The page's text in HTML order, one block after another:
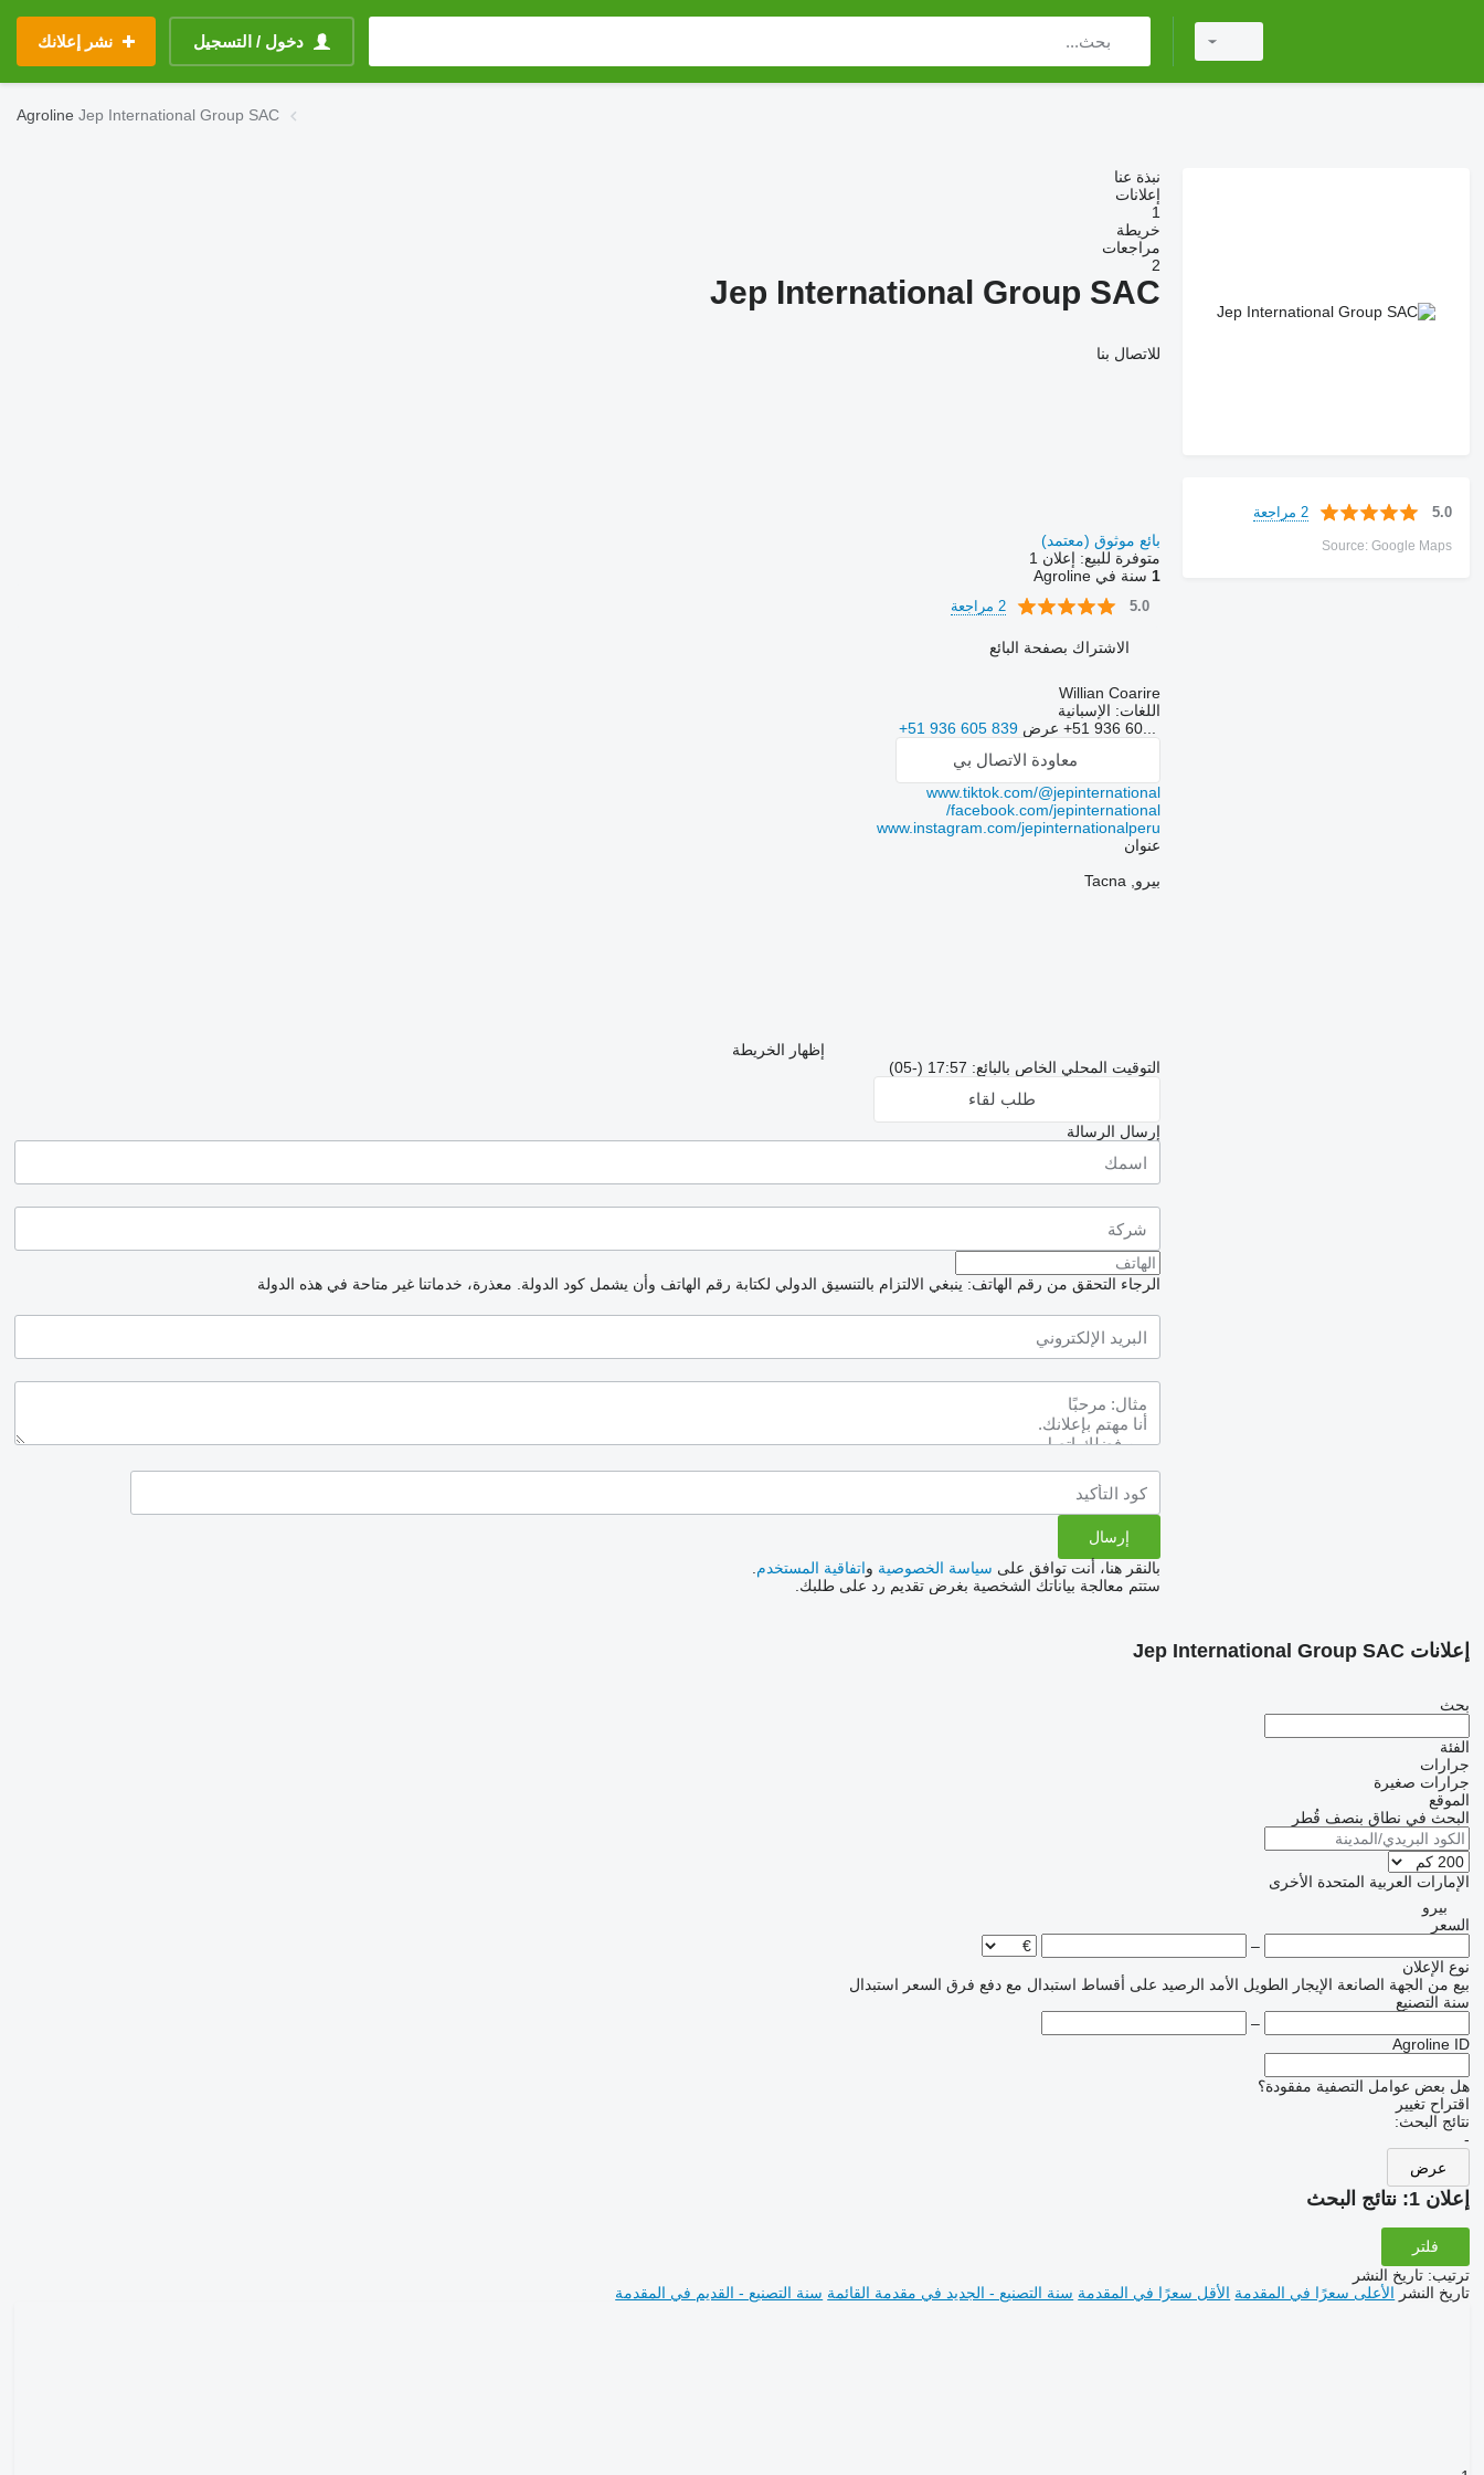
دخول / التسجيل نشر إعلانك
Agroline Jep International Group SAC
5.0 2 مراجعة
Source: Google Maps
نبذة عنا
إعلانات
1
خريطة
مراجعات
2
Jep International Group SAC
للاتصال بنا
بائع موثوق (معتمد)
متوفرة للبيع: إعلان 1
1 سنة في Agroline
5.0 2 مراجعة
الاشتراك بصفحة البائع
Willian Coarire
اللغات: الإسبانية
+51 936 60... عرض +51 936 605 839
معاودة الاتصال بي
www.tiktok.com/@jepinternational
facebook.com/jepinternational/
www.instagram.com/jepinternationalperu
عنوان
بيرو, Tacna
إظهار الخريطة
التوقيت المحلي الخاص بالبائع: 17:57 (-05)
طلب لقاء
إرسال الرسالة
الرجاء التحقق من رقم الهاتف: ينبغي الالتزام بالتنسيق الدولي لكتابة رقم الهاتف وأن يشمل كود الدولة. معذرة، خدماتنا غير متاحة في هذه الدولة
بالنقر هنا، أنت توافق على سياسة الخصوصية واتفاقية المستخدم
ستتم معالجة بياناتك الشخصية بغرض تقديم رد على طلبك.
إعلانات Jep International Group SAC
بحث
الفئة
جرارات
جرارات صغيرة
الموقع
البحث في نطاق بنصف قُطر
الإمارات العربية المتحدة الأخرى
بيرو
السعر
–
نوع الإعلان
بيع من الجهة الصانعة الإيجار الطويل الأمد الرصيد على أقساط استبدال مع دفع فرق السعر استبدال
سنة التصنيع
–
Agroline ID
هل بعض عوامل التصفية مفقودة؟
اقتراح تغيير
نتائج البحث:
-
عرض
إعلان 1: نتائج البحث
فلتر
ترتيب: تاريخ النشر
تاريخ النشر الأعلى سعرًا في المقدمة الأقل سعرًا في المقدمة سنة التصنيع - الجديد في مقدمة القائمة سنة التصنيع - القديم في المقدمة